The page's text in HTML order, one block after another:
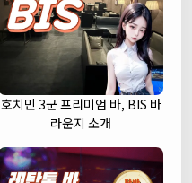
호치민 3군 프리미엄 바, BIS 바
라운지 소개